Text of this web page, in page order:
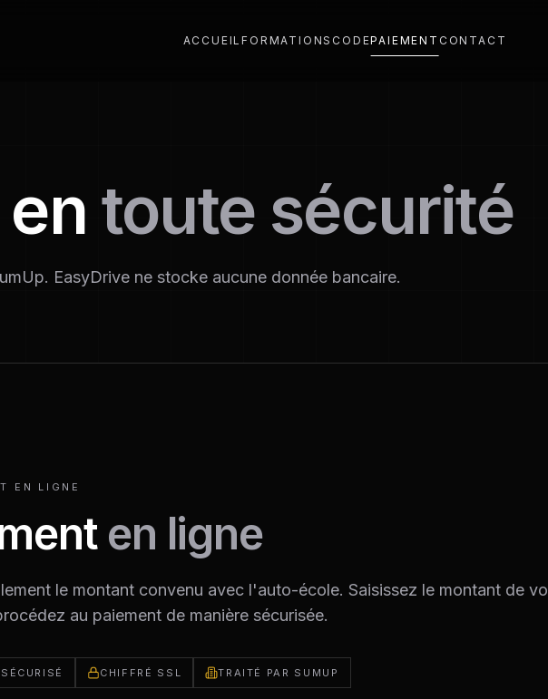
ACCUEILFORMATIONS CODEPAIEMENT CONTACT
entoute sécurité
EasyDrive ne stocke aucune donnée bancaire.
EN LIGNE
en ligne
le montant convenu avec l'auto-école. Saisissez le montant de
au paiement de manière sécurisée.
CHIFFRÉ SSL TRAITÉ PAR SUMUP